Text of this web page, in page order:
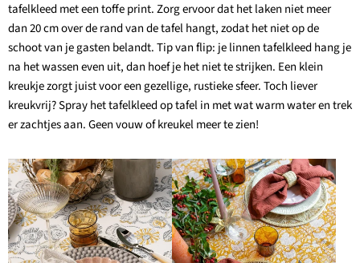
tafelkleed met een toffe print. Zorg ervoor dat het laken niet meer
dan 20 cm over de rand van de tafel hangt, zodat het niet op de
schoot van je gasten belandt. Tip van flip: je linnen tafelkleed hang je
na het wassen even uit, dan hoef je het niet te strijken. Een klein
kreukje zorgt juist voor een gezellige, rustieke sfeer. Toch liever
kreukvrij? Spray het tafelkleed op tafel in met wat warm water en trek
er zachtjes aan. Geen vouw of kreukel meer te zien!